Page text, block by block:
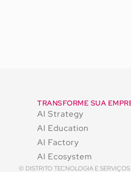
TRANSFORME SUA
AI Strategy
AI Education
AI Factory
AI Ecosystem
© DISTRITO TECNOLOGIA E